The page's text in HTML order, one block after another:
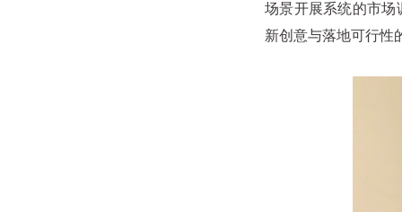
场景开展系统的市场
新创意与落地可行性